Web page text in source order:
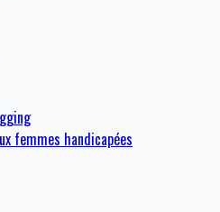
femmes handicapées